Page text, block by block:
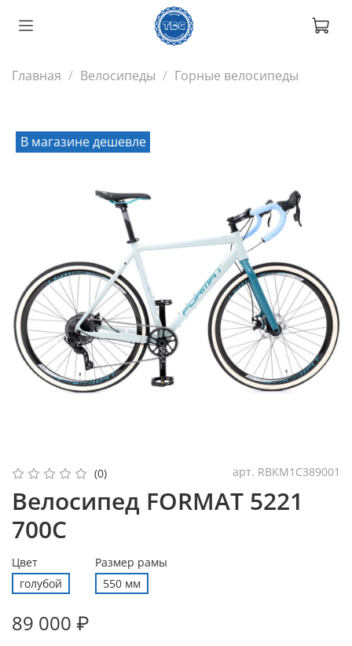
Главная Велосипеды Горные велосипеды
В магазине дешевле
(0) арт. RBKM1C389001
Велосипед FORMAT 5221
700C
Цвет
голубой
Размер рамы
550 мм
89 000 ₽